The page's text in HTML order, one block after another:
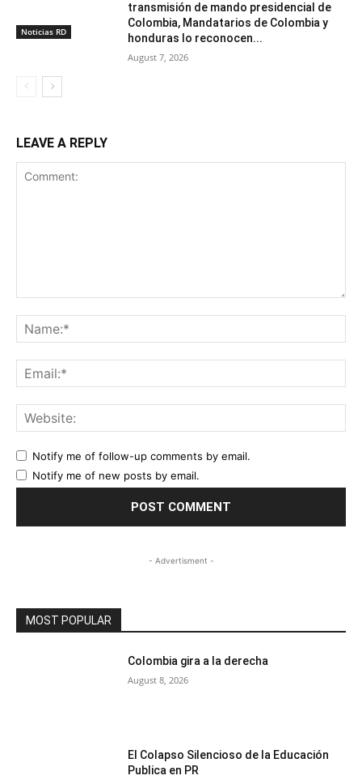
Noticias RD
transmisión de mando presidencial de
Colombia, Mandatarios de Colombia y
honduras lo reconocen...
August 7, 2026
LEAVE A REPLY
Notify me of follow-up comments by email.
Notify me of new posts by email.
- Advertisment -
MOST POPULAR
Colombia gira a la derecha
August 8, 2026
El Colapso Silencioso de la Educación
Publica en PR